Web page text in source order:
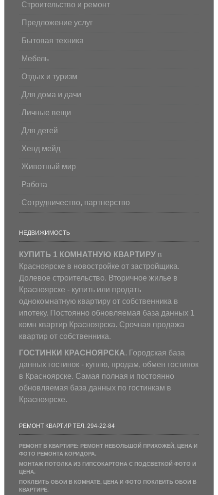
Строительство и ремонт
Предложение услуг
Бытовая техника
Мебель
Отдых и туризм
Для дома и дачи
Личные вещи
Для детей
Хенд мейд
Животный мир
Работа
Сотрудничество, партнерство
НЕДВИЖИМОСТЬ
КУПИТЬ 1 КОМНАТНУЮ КВАРТИРУв
Красноярске в новостройке от застройщика.
Долевое строительство. Вторичное жилье в
Красноярске - купить или продать
однокомнатную квартиру от собственника в
ипотеку. Постоянно обновляемая база данных 1
комн квартир Красноярска. Срочная продажа
квартир от собственника.
ГОСТИНКИ КРАСНОЯРСКА. Городская база
данных гостинок - куплю, продам, обмен гостинок
в Красноярске. Самая полная и постоянно
обновляемая база данных по гостинкам в
Красноярске.
РЕМОНТ КВАРТИР ТЕЛ. 294-22-84
РЕМОНТ В КВАРТИРЕ: РЕМОНТ НЕБОЛЬШОЙ ПРИХОЖЕЙ, ЦЕНА И
ФОТО РЕМОНТА КОРИДОРА.
МОНТАЖ ПОТОЛКА ИЗ ГИПСОКАРТОНА С ПОДСВЕТКОЙ ФОТО И
ЦЕНА.
ПОКЛЕИТЬ ОБОИ В КОМНАТЕ, ЦЕНА И ФОТО ПОКЛЕИТЬ ОБОИ В
КВАРТИРЕ.